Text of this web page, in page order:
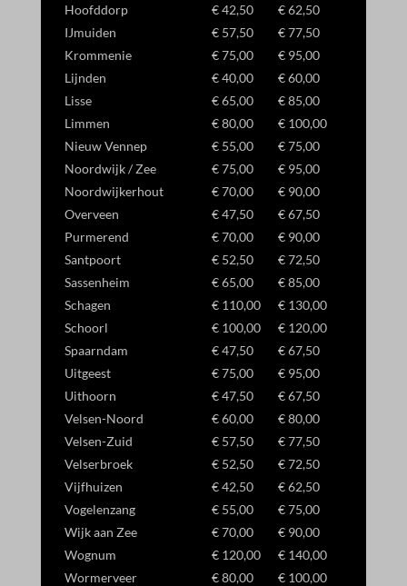
Hoofddorp € 42,50
€ 62,50
IJmuiden
€ 57,50
€ 77,50
Krommenie
€ 75,00
€ 95,00
Lijnden
€ 40,00
€ 60,00
Lisse
€ 65,00
€ 85,00
Limmen
€ 80,00
€ 100,00
Nieuw Vennep
€ 55,00
€ 75,00
Noordwijk / Zee
€ 75,00
€ 95,00
Noordwijkerhout
€ 70,00
€ 90,00
Overveen
€ 47,50
€ 67,50
Purmerend
€ 70,00
€ 90,00
Santpoort
€ 52,50
€ 72,50
Sassenheim
€ 65,00
€ 85,00
Schagen
€ 110,00
€ 130,00
Schoorl
€ 100,00
€ 120,00
Spaarndam
€ 47,50
€ 67,50
Uitgeest
€ 75,00
€ 95,00
Uithoorn
€ 47,50
€ 67,50
Velsen-Noord
€ 60,00
€ 80,00
Velsen-Zuid
€ 57,50
€ 77,50
Velserbroek
€ 52,50
€ 72,50
Vijfhuizen
€ 42,50
€ 62,50
Vogelenzang
€ 55,00
€ 75,00
Wijk aan Zee
€ 70,00
€ 90,00
Wognum
€ 120,00
€ 140,00
Wormerveer
€ 80,00
€ 100,00